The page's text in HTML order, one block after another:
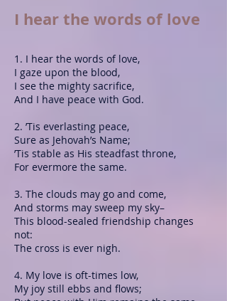
I hear the words of love
1. I hear the words of love,
I gaze upon the blood,
I see the mighty sacrifice,
And I have peace with God.
2. ’Tis everlasting peace,
Sure as Jehovah’s Name;
’Tis stable as His steadfast throne,
For evermore the same.
3. The clouds may go and come,
And storms may sweep my sky–
This blood-sealed friendship changes
not:
The cross is ever nigh.
4. My love is oft-times low,
My joy still ebbs and flows;